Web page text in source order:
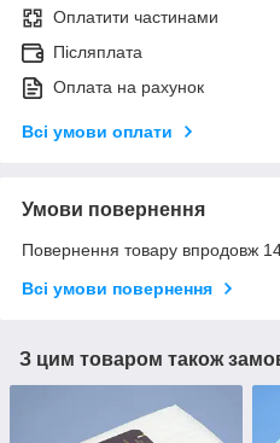
Оплатити частинами
Післяплата
Оплата на рахунок
Всі умови оплати
Умови повернення
Повернення товару впродовж
Всі умови повернення
З цим товаром також